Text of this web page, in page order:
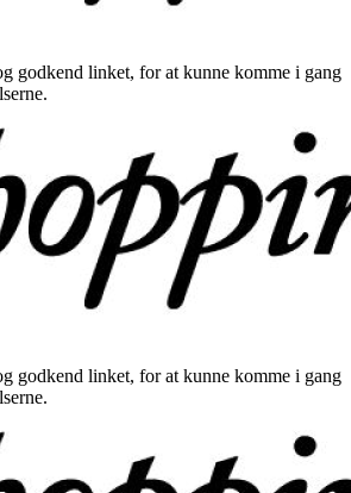
godkend linket, for at kunne komme i gang
godkend linket, for at kunne komme i gang